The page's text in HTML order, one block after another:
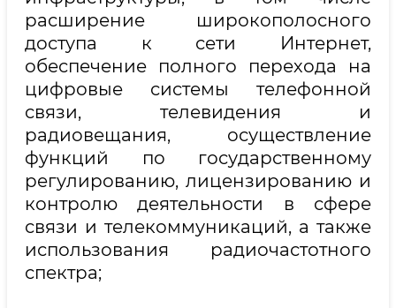
расширение широкополосного
доступа к сети Интернет,
обеспечение полного перехода на
цифровые системы телефонной
связи, телевидения и
радиовещания, осуществление
функций по государственному
регулированию, лицензированию и
контролю деятельности в сфере
связи и телекоммуникаций, а также
использования радиочастотного
спектра;